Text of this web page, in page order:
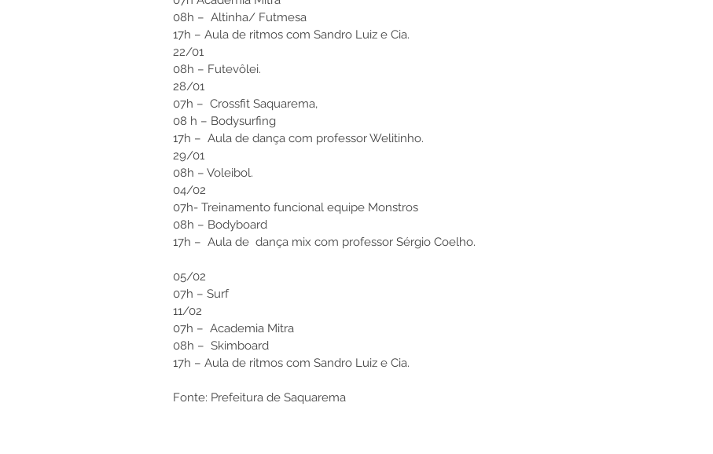
08h –  Altinha/ Futmesa
17h – Aula de ritmos com Sandro Luiz e Cia.
22/01
08h – Futevôlei.
28/01
07h –  Crossfit Saquarema,
08 h – Bodysurfing
17h –  Aula de dança com professor Welitinho.
29/01
08h – Voleibol.
04/02
07h- Treinamento funcional equipe Monstros
08h – Bodyboard
17h –  Aula de  dança mix com professor Sérgio Coelho.
05/02
07h – Surf
11/02
07h –  Academia Mitra
08h –  Skimboard
17h – Aula de ritmos com Sandro Luiz e Cia.
Fonte: Prefeitura de Saquarema